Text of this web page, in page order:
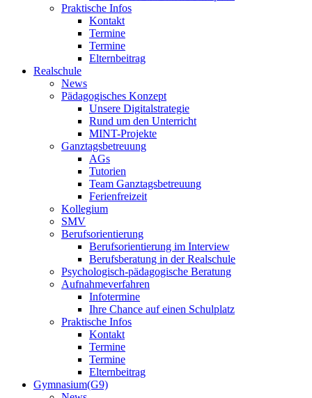
Praktische Infos
Kontakt
Termine
Termine
Elternbeitrag
Realschule
News
Pädagogisches Konzept
Unsere Digitalstrategie
Rund um den Unterricht
MINT-Projekte
Ganztagsbetreuung
AGs
Tutorien
Team Ganztagsbetreuung
Ferienfreizeit
Kollegium
SMV
Berufsorientierung
Berufsorientierung im Interview
Berufsberatung in der Realschule
Psychologisch-pädagogische Beratung
Aufnahmeverfahren
Infotermine
Ihre Chance auf einen Schulplatz
Praktische Infos
Kontakt
Termine
Termine
Elternbeitrag
Gymnasium(G9)